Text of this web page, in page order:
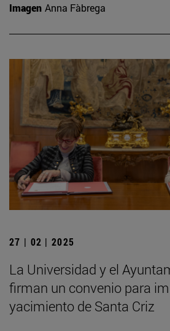
Imagen Anna Fàbrega
27 | 02 | 2025
La Universidad y el
firman un convenio para
yacimiento de Santa Criz